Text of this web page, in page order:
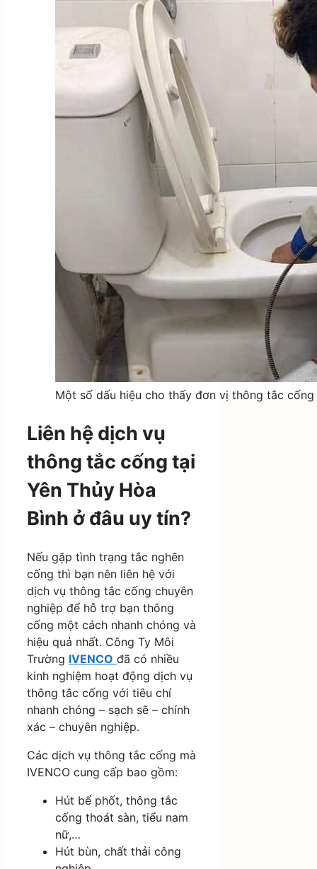
Một số dấu hiệu cho thấy đơn vị thông tắc
Liên hệ dịch vụ
thông tắc cống tại
Yên Thủy Hòa
Bình ở đâu uy tín?
Nếu gặp tình trạng tắc nghẽn
cống thì bạn nên liên hệ với
dịch vụ thông tắc cống chuyên
nghiệp để hỗ trợ bạn thông
cống một cách nhanh chóng và
hiệu quả nhất. Công Ty Môi
Trường IVENCO đã có nhiều
kinh nghiệm hoạt động dịch vụ
thông tắc cống với tiêu chí
nhanh chóng – sạch sẽ – chính
xác – chuyên nghiệp.
Các dịch vụ thông tắc cống mà
IVENCO cung cấp bao gồm:
Hút bể phốt, thông tắc
cống thoát sàn, tiểu nam
nữ,…
Hút bùn, chất thải công